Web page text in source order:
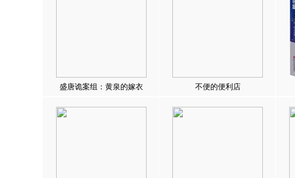
盛唐诡案组：黄泉的嫁衣 不便的便利店